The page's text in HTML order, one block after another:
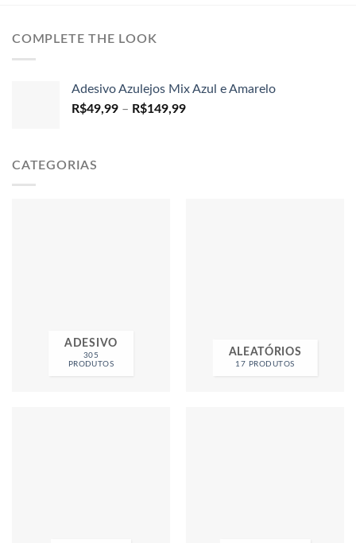
COMPLETE THE LOOK
Adesivo Azulejos Mix Azul e Amarelo
R$49,99 – R$149,99Faixa
CATEGORIAS
ADESIVO
305
PRODUTOS
ALEATÓRIOS
17 PRODUTOS